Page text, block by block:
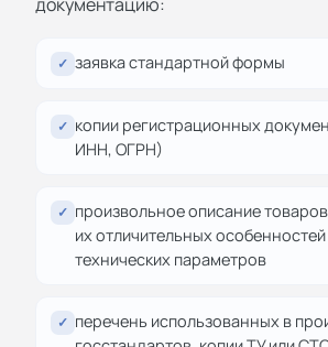
✓ заявка стандартной формы
✓ копии регистрационных
ИНН, ОГРН)
✓ произвольное описание
их отличительных
технических параметров
✓ перечень использованных в